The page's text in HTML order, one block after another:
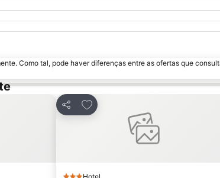
Como tal, pode haver diferenças entre as ofertas que
Partilhar
Adicionar aos favoritos